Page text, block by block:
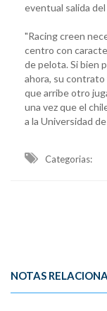
eventual salida
"Racing creen
centro con
de pelota. Si bien
ahora, su contrato
que arribe otro
una vez que el
a la Universidad
Categorias:
NOTAS